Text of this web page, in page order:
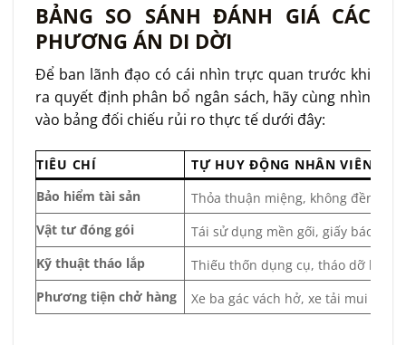
BẢNG SO SÁNH ĐÁNH GIÁ CÁC
PHƯƠNG ÁN DI DỜI
Để ban lãnh đạo có cái nhìn trực quan trước khi
ra quyết định phân bổ ngân sách, hãy cùng nhìn
vào bảng đối chiếu rủi ro thực tế dưới đây:
TIÊU CHÍ
TỰ HUY ĐỘNG NHÂN VIÊN /
Bảo hiểm tài sản
Thỏa thuận miệng, không đền bù
Vật tư đóng gói
Tái sử dụng mền gối, giấy báo cũ,
Kỹ thuật tháo lắp
Thiếu thốn dụng cụ, tháo dỡ bằng
Phương tiện chở hàng
Xe ba gác vách hở, xe tải mui bạt